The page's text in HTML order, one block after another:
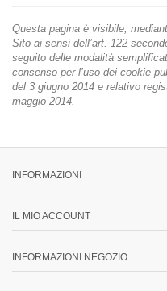
Questa pagina è visibile,
Sito ai sensi dell’art. 122
seguito delle modalità
consenso per l’uso dei cookie
del 3 giugno 2014 e relativo
maggio 2014.
INFORMAZIONI
IL MIO ACCOUNT
INFORMAZIONI NEGOZIO